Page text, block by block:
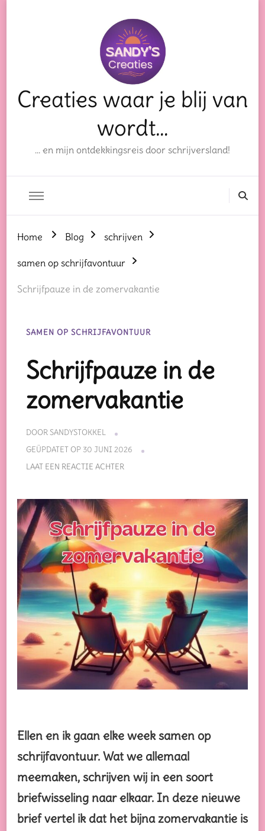
Creaties waar je blij van
wordt…
… en mijn ontdekkingsreis door schrijversland!
Home Blog schrijven
samen op schrijfavontuur
Schrijfpauze in de zomervakantie
SAMEN OP SCHRIJFAVONTUUR
Schrijfpauze in de
zomervakantie
DOORSANDYSTOKKEL
GEÜPDATET OP 30 JUNI 2026
LAAT EEN REACTIE ACHTER
DE
ZOMERVAKANTIE
Ellen en ik gaan elke week samen op
schrijfavontuur. Wat we allemaal
meemaken, schrijven wij in een soort
briefwisseling naar elkaar. In deze nieuwe
brief vertel ik dat het bijna zomervakantie is